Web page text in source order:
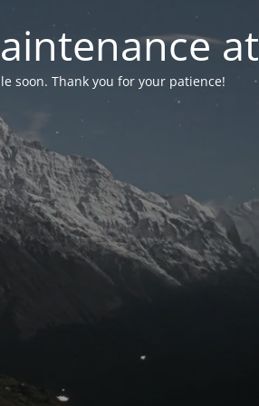
soon. Thank you for your patience!